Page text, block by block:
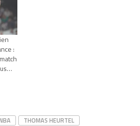
:
THOMAS HEURTEL